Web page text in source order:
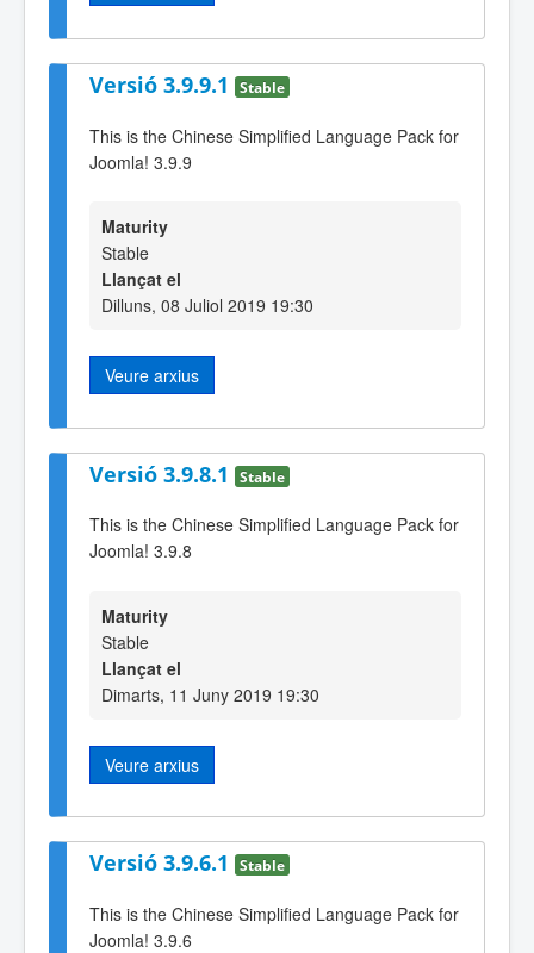
Versió 3.9.9.1 Stable
This is the Chinese Simplified Language Pack for
Joomla! 3.9.9
Maturity
Stable
Llançat el
Dilluns, 08 Juliol 2019 19:30
Veure arxius
Versió 3.9.8.1 Stable
This is the Chinese Simplified Language Pack for
Joomla! 3.9.8
Maturity
Stable
Llançat el
Dimarts, 11 Juny 2019 19:30
Veure arxius
Versió 3.9.6.1 Stable
This is the Chinese Simplified Language Pack for
Joomla! 3.9.6